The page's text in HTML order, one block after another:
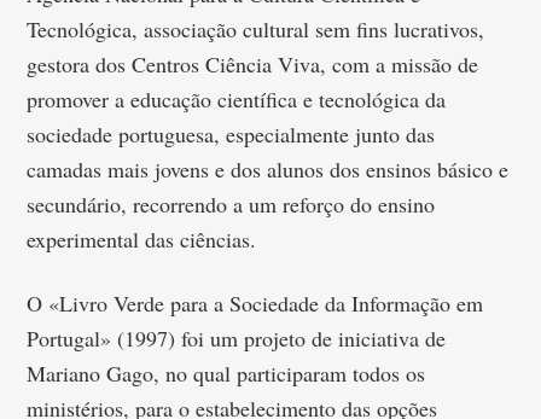
Tecnológica, associação cultural sem fins lucrativos,
gestora dos Centros Ciência Viva, com a missão de
promover a educação científica e tecnológica da
sociedade portuguesa, especialmente junto das
camadas mais jovens e dos alunos dos ensinos básico e
secundário, recorrendo a um reforço do ensino
experimental das ciências.
O «Livro Verde para a Sociedade da Informação em
Portugal» (1997) foi um projeto de iniciativa de
Mariano Gago, no qual participaram todos os
ministérios, para o estabelecimento das opções